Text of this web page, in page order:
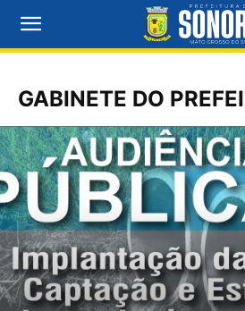
GABINETE DO